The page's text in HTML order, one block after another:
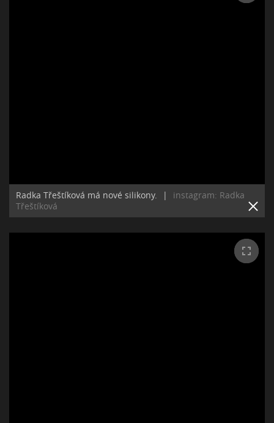
Radka Třeštíková má nové silikony. |
instagram: Radka
Třeštíková